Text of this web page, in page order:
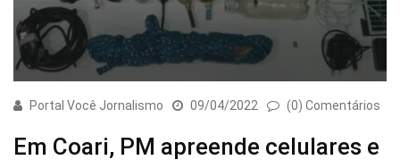
Portal Você Jornalismo 09/04/2022 (0) Comentários
Em Coari, PM apreende celulares e